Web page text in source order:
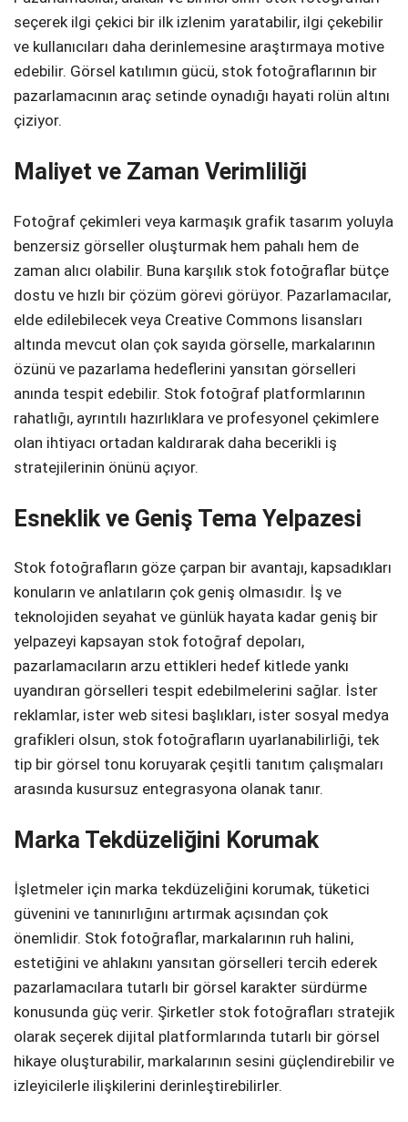
seçerek ilgi çekici bir ilk izlenim yaratabilir, ilgi çekebilir
ve kullanıcıları daha derinlemesine araştırmaya motive
edebilir. Görsel katılımın gücü, stok fotoğraflarının bir
pazarlamacının araç setinde oynadığı hayati rolün altını
çiziyor.
Maliyet ve Zaman Verimliliği
Fotoğraf çekimleri veya karmaşık grafik tasarım yoluyla
benzersiz görseller oluşturmak hem pahalı hem de
zaman alıcı olabilir. Buna karşılık stok fotoğraflar bütçe
dostu ve hızlı bir çözüm görevi görüyor. Pazarlamacılar,
elde edilebilecek veya Creative Commons lisansları
altında mevcut olan çok sayıda görselle, markalarının
özünü ve pazarlama hedeflerini yansıtan görselleri
anında tespit edebilir. Stok fotoğraf platformlarının
rahatlığı, ayrıntılı hazırlıklara ve profesyonel çekimlere
olan ihtiyacı ortadan kaldırarak daha becerikli iş
stratejilerinin önünü açıyor.
Esneklik ve Geniş Tema Yelpazesi
Stok fotoğrafların göze çarpan bir avantajı, kapsadıkları
konuların ve anlatıların çok geniş olmasıdır. İş ve
teknolojiden seyahat ve günlük hayata kadar geniş bir
yelpazeyi kapsayan stok fotoğraf depoları,
pazarlamacıların arzu ettikleri hedef kitlede yankı
uyandıran görselleri tespit edebilmelerini sağlar. İster
reklamlar, ister web sitesi başlıkları, ister sosyal medya
grafikleri olsun, stok fotoğrafların uyarlanabilirliği, tek
tip bir görsel tonu koruyarak çeşitli tanıtım çalışmaları
arasında kusursuz entegrasyona olanak tanır.
Marka Tekdüzeliğini Korumak
İşletmeler için marka tekdüzeliğini korumak, tüketici
güvenini ve tanınırlığını artırmak açısından çok
önemlidir. Stok fotoğraflar, markalarının ruh halini,
estetiğini ve ahlakını yansıtan görselleri tercih ederek
pazarlamacılara tutarlı bir görsel karakter sürdürme
konusunda güç verir. Şirketler stok fotoğrafları stratejik
olarak seçerek dijital platformlarında tutarlı bir görsel
hikaye oluşturabilir, markalarının sesini güçlendirebilir ve
izleyicilerle ilişkilerini derinleştirebilirler.